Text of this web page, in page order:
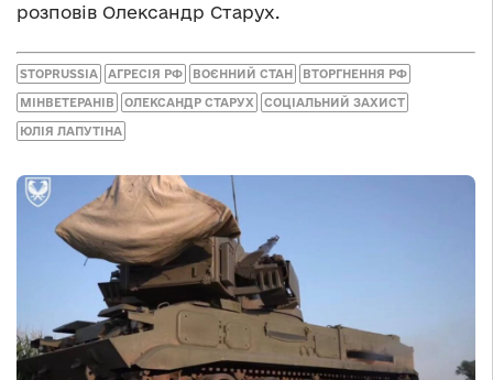
розповів Олександр Старух.
STOPRUSSIA АГРЕСІЯ РФ ВОЄННИЙ СТАН ВТОРГНЕННЯ РФ
МІНВЕТЕРАНІВ ОЛЕКСАНДР СТАРУХ СОЦІАЛЬНИЙ ЗАХИСТ
ЮЛІЯ ЛАПУТІНА